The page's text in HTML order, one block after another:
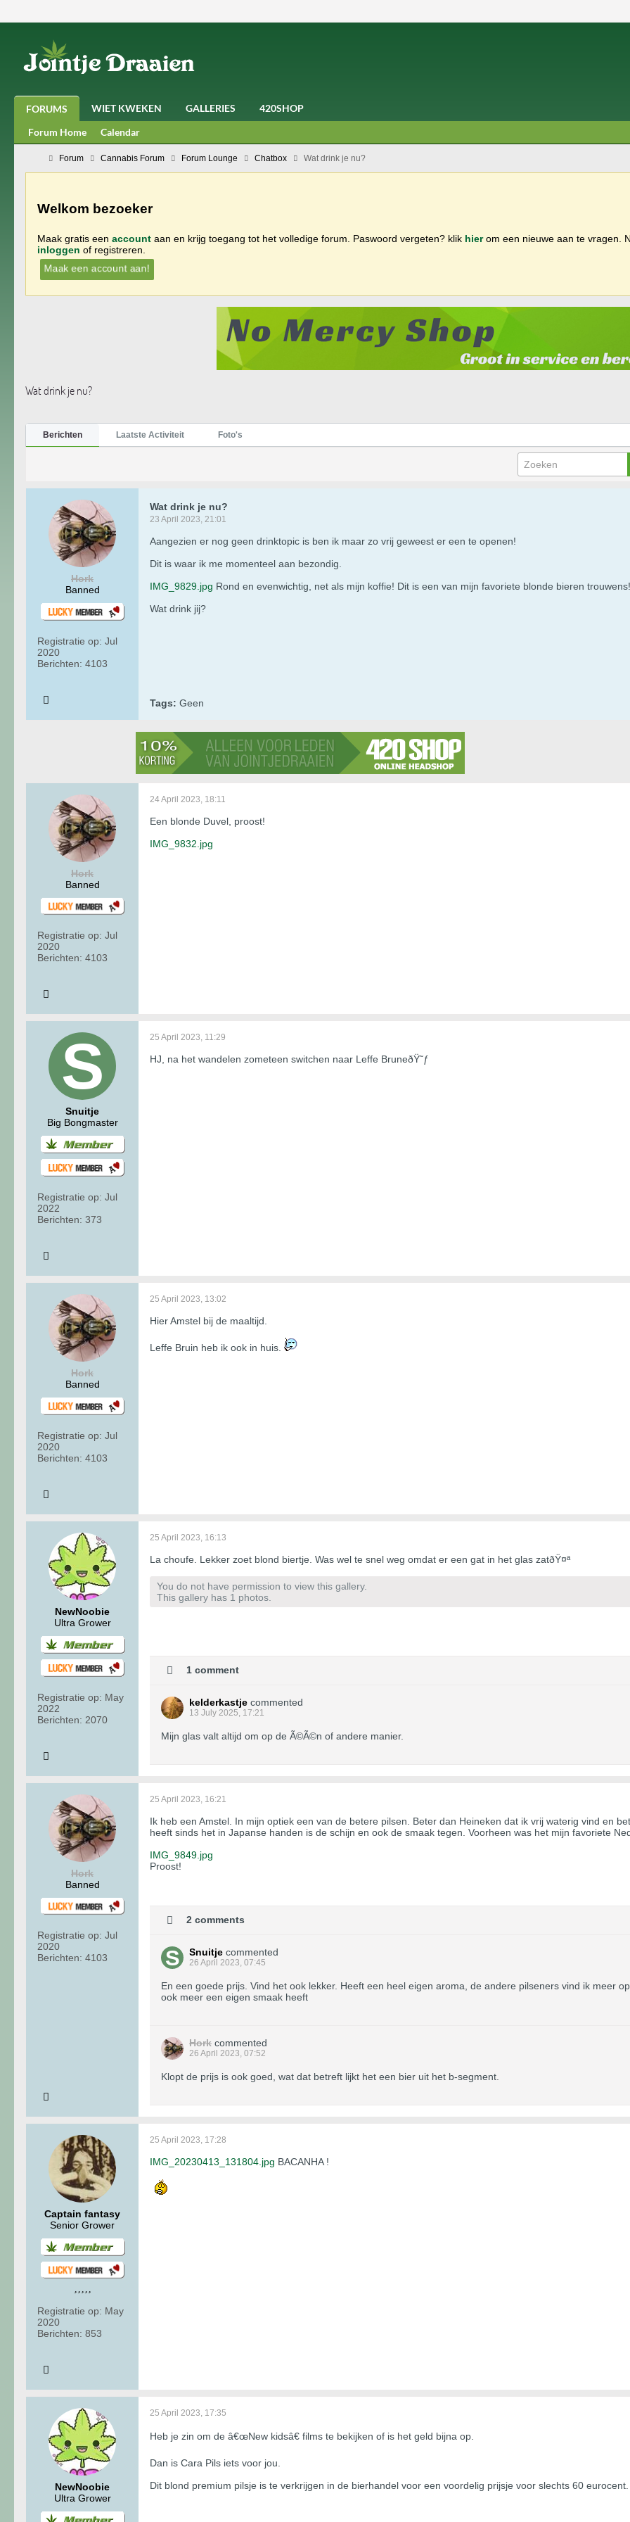
FORUMS WIET KWEKEN GALLERIES
420SHOP
Forum Home
Calendar
Forum Cannabis Forum Forum Lounge Chatbox Wat drink je nu?
Welkom bezoeker
Maak gratis een account aan en krijg toegang tot het volledige forum. Paswoord vergeten? klik hierom een nieuwe aan te vragen.
inloggen of registreren.
Maak een account aan!
Wat drink je nu?
Berichten Laatste Activiteit Foto's
Hork
Banned
Registratie op: Jul
2020
Berichten: 4103
Wat drink je nu?
23 April 2023, 21:01
Aangezien er nog geen drinktopic is ben ik maar zo vrij geweest er een te openen!
Dit is waar ik me momenteel aan bezondig.
IMG_9829.jpg Rond en evenwichtig, net als mijn koffie! Dit is een van mijn favoriete blonde bieren trouwens!
Wat drink jij?
Tags: Geen
Hork
Banned
Registratie op: Jul
2020
Berichten: 4103
24 April 2023, 18:11
Een blonde Duvel, proost!
IMG_9832.jpg
Snuitje
Big Bongmaster
Registratie op: Jul
2022
Berichten: 373
25 April 2023, 11:29
HJ, na het wandelen zometeen switchen naar Leffe BruneðŸ˜ƒ
Hork
Banned
Registratie op: Jul
2020
Berichten: 4103
25 April 2023, 13:02
Hier Amstel bij de maaltijd.
Leffe Bruin heb ik ook in huis.
NewNoobie
Ultra Grower
Registratie op: May
2022
Berichten: 2070
25 April 2023, 16:13
La choufe. Lekker zoet blond biertje. Was wel te snel weg omdat er een gat in het glas zatðŸ¤ª
You do not have permission to view this gallery.
This gallery has 1 photos.
1 comment
kelderkastje commented
13 July 2025, 17:21
Mijn glas valt altijd om op de Ã©Ã©n of andere manier.
Hork
Banned
Registratie op: Jul
2020
Berichten: 4103
25 April 2023, 16:21
Ik heb een Amstel. In mijn optiek een van de betere pilsen. Beter dan Heineken dat ik vrij waterig vind en
heeft sinds het in Japanse handen is de schijn en ook de smaak tegen. Voorheen was het mijn favoriete
IMG_9849.jpg
Proost!
2 comments
Snuitje commented
26 April 2023, 07:45
En een goede prijs. Vind het ook lekker. Heeft een heel eigen aroma, de andere pilseners vind ik meer
ook meer een eigen smaak heeft
Hork commented
26 April 2023, 07:52
Klopt de prijs is ook goed, wat dat betreft lijkt het een bier uit het b-segment.
Captain fantasy
Senior Grower
Registratie op: May
2020
Berichten: 853
25 April 2023, 17:28
IMG_20230413_131804.jpg BACANHA !
NewNoobie
Ultra Grower
25 April 2023, 17:35
Heb je zin om de â€œNew kidsâ€ films te bekijken of is het geld bijna op.
Dan is Cara Pils iets voor jou.
Dit blond premium pilsje is te verkrijgen in de bierhandel voor een voordelig prijsje voor slechts 60 eurocent.